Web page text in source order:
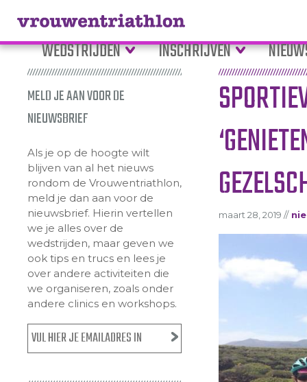
WEDSTRIJDEN INSCHRIJVEN
MELD JE AAN VOOR DE
NIEUWSBRIEF
Als je op de hoogte wilt
blijven van al het nieuws
rondom de Vrouwentriathlon,
meld je dan aan voor de
nieuwsbrief. Hierin vertellen
we je alles over de
wedstrijden, maar geven we
ook tips en trucs en lees je
over andere activiteiten die
we organiseren, zoals onder
andere clinics en workshops.
maart 28, 2019 //